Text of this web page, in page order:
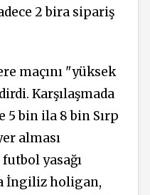
2 bira sipariş
maçını "yüksek
Karşılaşmada
5 bin ila 8 bin Sırp
alması
yasağı
İngiliz holigan,